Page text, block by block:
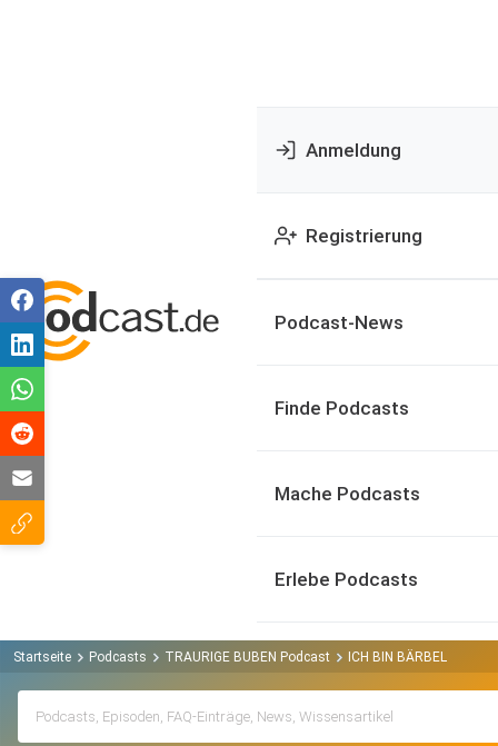
Anmeldung
Registrierung
Podcast-News
Finde Podcasts
Mache Podcasts
Erlebe Podcasts
Startseite Podcasts TRAURIGE BUBEN Podcast ICH BIN BÄRBEL